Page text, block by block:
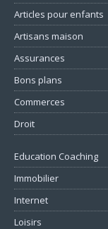
Articles pour enfants
Artisans maison
Assurances
Bons plans
Commerces
Droit
Education Coaching
Immobilier
Internet
Loisirs